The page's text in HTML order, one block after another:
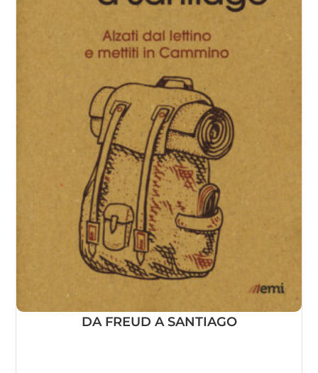
DA FREUD A SANTIAGO